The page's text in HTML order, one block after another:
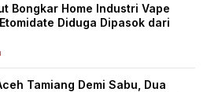
Bongkar Home Industri Vape
Diduga Dipasok dari
Tamiang Demi Sabu, Dua